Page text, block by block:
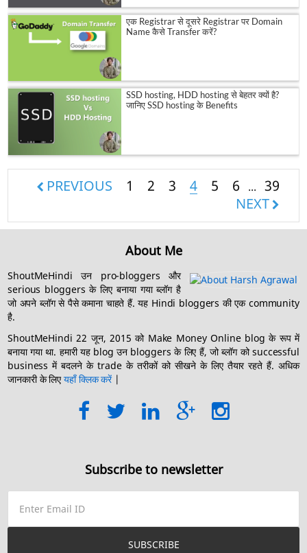
एक Registrar से दूसरे Registrar पर Domain
Name कैसे Transfer करें?
SSD hosting, HDD hosting से बेहतर क्यों है?
जानिए SSD hosting के Benefits
PREVIOUS 1 2 3 4 5 6 ... 39
NEXT
About Me
ShoutMeHindi उन pro-bloggers और
serious bloggers के लिए बनाया गया ब्लॉग है
जो अपने ब्लॉग से पैसे कमाना चाहते हैं. यह Hindi bloggers की एक community
है.
ShoutMeHindi 22 जून, 2015 को Make Money Online blog के रूप में
बनाया गया था. हमारी यह blog उन bloggers के लिए हैं, जो ब्लॉग को successful
business में बदलने के trade के तरीकों को सीखने के लिए तैयार रहते हैं. अधिक
जानकारी के लिएयहाँ क्लिक करें |
Subscribe to newsletter